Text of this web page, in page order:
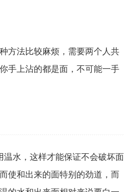
方法比较麻烦，需要两个人共
手上沾的都是面，不可能一手
温水，这样才能保证不会破坏面
使和出来的面特别的劲道，而